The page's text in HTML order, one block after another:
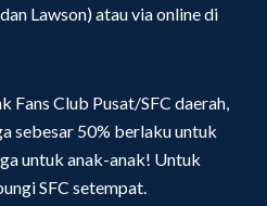
Lawson) atau via online di
Fans Club Pusat/SFC daerah,
sebesar 50% berlaku untuk
untuk anak-anak! Untuk
SFC setempat.